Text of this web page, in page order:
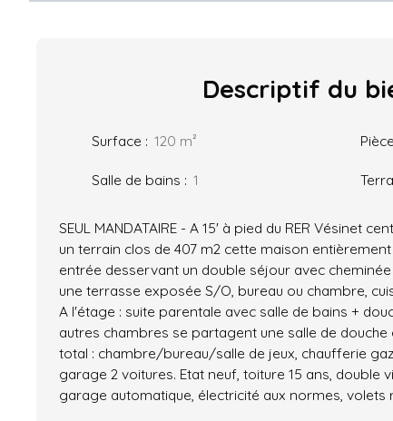
Descriptif du
Surface : 120 m²
Salle de bains : 1
SEUL MANDATAIRE - A 15' à pied du RER Vésinet
un terrain clos de 407 m2 cette maison
entrée desservant un double séjour avec
une terrasse exposée S/O, bureau ou chambre,
A l'étage : suite parentale avec salle de bains +
autres chambres se partagent une salle de
total : chambre/bureau/salle de jeux, chaufferie
garage 2 voitures. Etat neuf, toiture 15 ans, double
garage automatique, électricité aux normes, volets